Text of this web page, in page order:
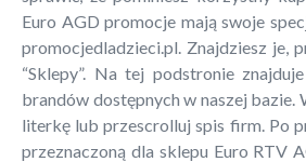
Euro AGD promocje mają swoje
promocjedladzieci.pl. Znajdziesz je,
“Sklepy”. Na tej podstronie
brandów dostępnych w naszej bazie.
literkę lub przescrolluj spis firm. Po
przeznaczoną dla sklepu Euro RTV